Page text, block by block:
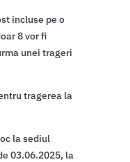
incluse pe o
8 vor fi
unei trageri
tragerea la
la sediul
03.06.2025, la